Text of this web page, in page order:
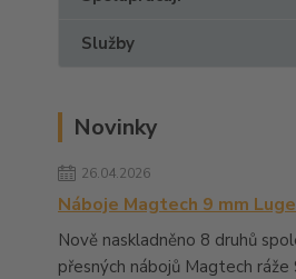
Služby
Novinky
26.04.2026
Náboje Magtech 9 mm
Nově naskladněno 8 druhů
přesných nábojů Magtech ráže